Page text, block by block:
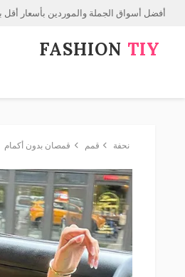
أفضل أسواق الجملة والموردين بأسعار أقل
FASHION⁠ TIY
نحفة قمم قمصان بدون أكمام